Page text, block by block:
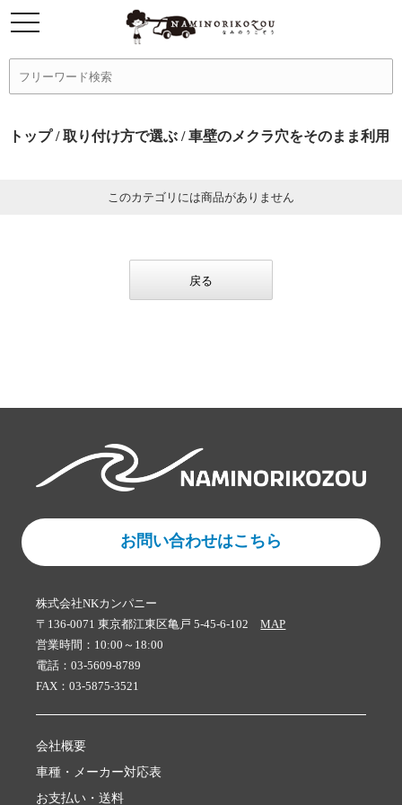
トップ/取り付け方で選ぶ / 車壁のメクラ穴をそのまま利用
このカテゴリには商品がありません
戻る
お問い合わせはこちら
株式会社NKカンパニー
〒136-0071 東京都江東区亀戸 5-45-6-102MAP
営業時間：10:00～18:00
電話：03-5609-8789
FAX：03-5875-3521
会社概要
車種・メーカー対応表
お支払い・送料